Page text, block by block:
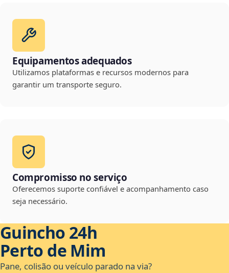
Equipamentos adequados
Utilizamos plataformas e recursos modernos para
garantir um transporte seguro.
Compromisso no serviço
Oferecemos suporte confiável e acompanhamento caso
seja necessário.
Guincho 24h
Perto de Mim
Pane, colisão ou veículo parado na via?